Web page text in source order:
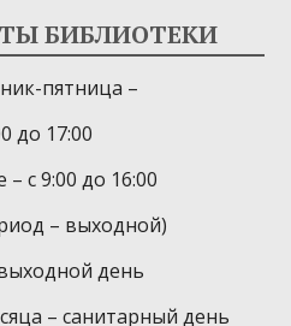
БИБЛИОТЕКИ
пятница –
до 17:00
– с 9:00 до 16:00
– выходной)
день
– санитарный день